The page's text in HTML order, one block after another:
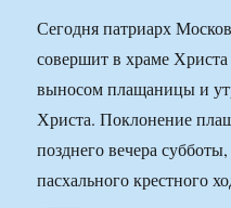
Сегодня патриарх
совершит в храме
выносом плащаницы и
Христа. Поклонение
позднего вечера
пасхального крестного